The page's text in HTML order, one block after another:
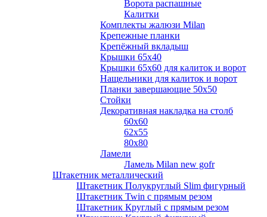
Ворота распашные
Калитки
Комплекты жалюзи Milan
Крепежные планки
Крепёжный вкладыш
Крышки 65х40
Крышки 65х60 для калиток и ворот
Нащельники для калиток и ворот
Планки завершающие 50х50
Стойки
Декоративная накладка на столб
60х60
62х55
80х80
Ламели
Ламель Milan new gofr
Штакетник металлический
Штакетник Полукруглый Slim фигурный
Штакетник Twin с прямым резом
Штакетник Круглый с прямым резом